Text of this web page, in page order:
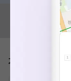
혹시 잘못된
모두닥 팀에 알
가격표